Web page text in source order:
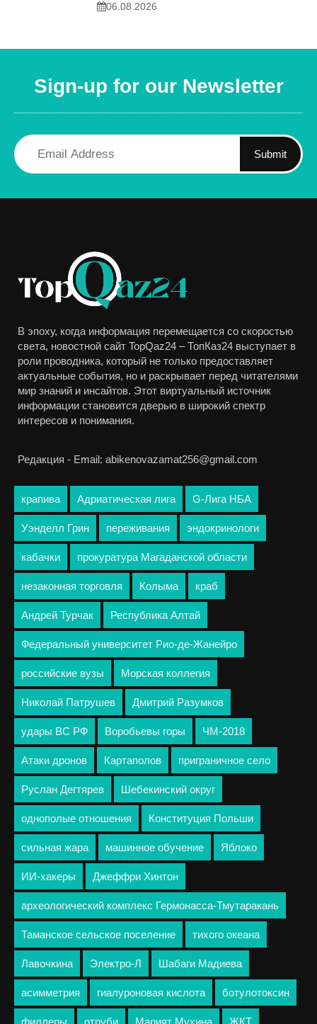
06.08.2026
Sign-up for our Newsletter
Submit
В эпоху, когда информация перемещается со скоростью
света, новостной сайт TopQaz24 – ТопКаз24 выступает в
роли проводника, который не только предоставляет
актуальные события, но и раскрывает перед читателями
мир знаний и инсайтов. Этот виртуальный источник
информации становится дверью в широкий спектр
интересов и понимания.
Редакция - Email: abikenovazamat256@gmail.com
крапива Адриатическая лига G-Лига НБА
Уэнделл Грин переживания эндокринологи
кабачки прокуратура Магаданской области
незаконная торговля Колыма краб
Андрей Турчак Республика Алтай
Федеральный университет Рио-де-Жанейро
российские вузы Морская коллегия
Николай Патрушев Дмитрий Разумков
удары ВС РФ Воробьевы горы ЧМ-2018
Атаки дронов Картаполов приграничное село
Руслан Дегтярев Шебекинский округ
однополые отношения Конституция Польши
сильная жара машинное обучение Яблоко
ИИ-хакеры Джеффри Хинтон
археологический комплекс Гермонасса-Тмутаракань
Таманское сельское поселение тихого океана
Лавочкина Электро-Л Шабаги Мадиева
асимметрия гиалуроновая кислота ботулотоксин
филлеры отруби Марият Мухина ЖКТ